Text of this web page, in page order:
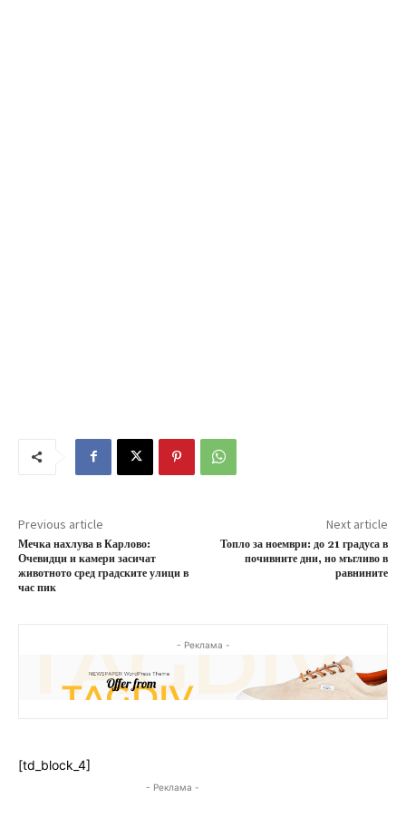
Previous article
Мечка нахлува в Карлово:
Очевидци и камери засичат
животното сред градските улици в
час пик
Next article
Топло за ноември: до 21 градуса в
почивните дни, но мъгливо в
равнините
- Реклама -
[td_block_4]
- Реклама -